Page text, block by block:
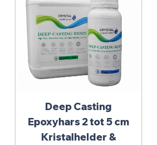
Deep Casting
Epoxyhars 2 tot 5 cm
Kristalhelder &